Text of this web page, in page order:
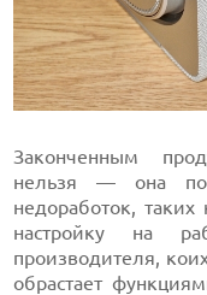
Законченным
нельзя — она
недоработок, таких
настройку на
производителя,
обрастает